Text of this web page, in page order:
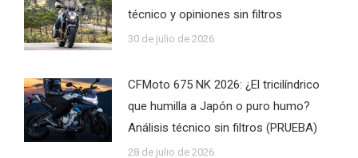
técnico y opiniones sin filtros
30 de julio de 2026
CFMoto 675 NK 2026: ¿El tricilíndrico
que humilla a Japón o puro humo?
Análisis técnico sin filtros (PRUEBA)
28 de julio de 2026